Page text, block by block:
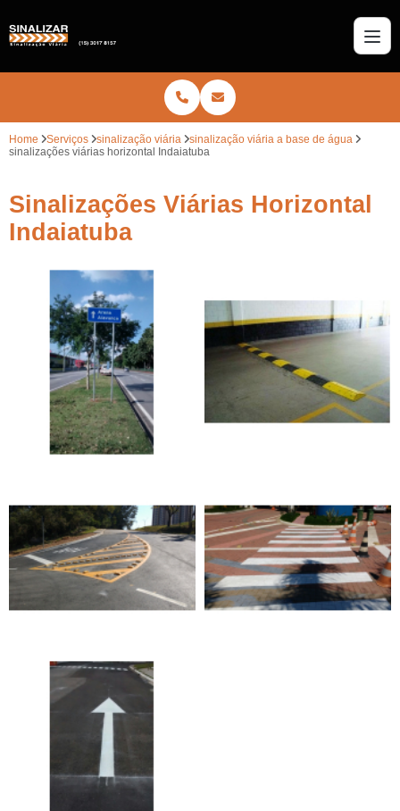
Home Serviços sinalização viária
sinalização viária a base de água
sinalizações viárias horizontal Indaiatuba
Sinalizações Viárias Horizontal
Indaiatuba